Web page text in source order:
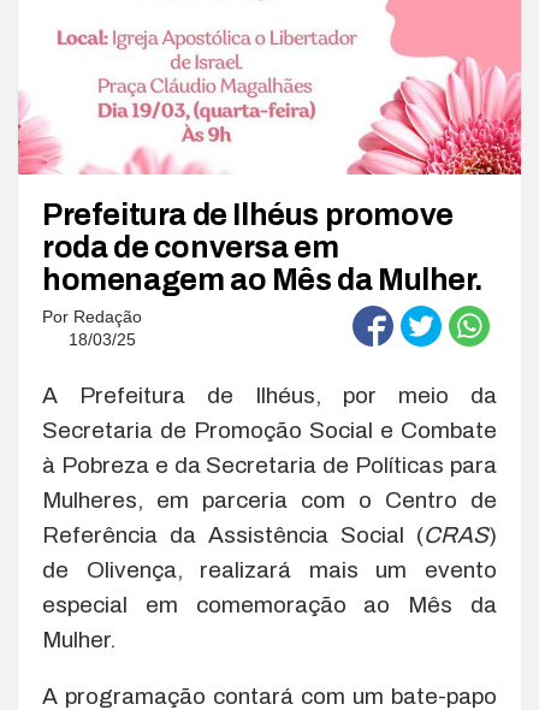
Prefeitura de Ilhéus promove
roda de conversa em
homenagem ao Mês da Mulher.
Por Redação
18/03/25
A Prefeitura de Ilhéus, por meio da
Secretaria de Promoção Social e Combate
à Pobreza e da Secretaria de Políticas para
Mulheres, em parceria com o Centro de
Referência da Assistência Social (CRAS)
de Olivença, realizará mais um evento
especial em comemoração ao Mês da
Mulher.
A programação contará com um bate-papo